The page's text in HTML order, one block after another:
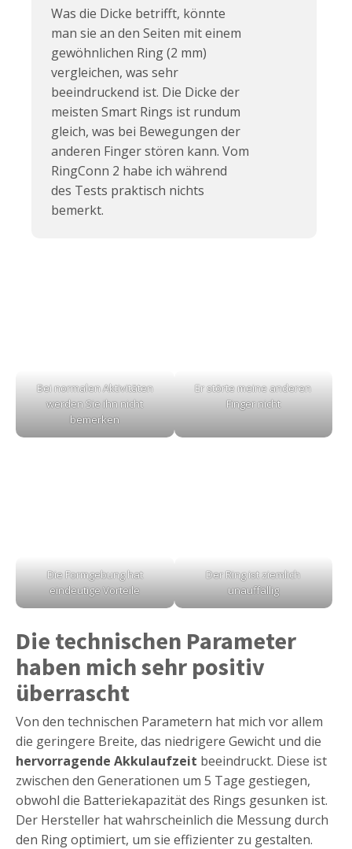
Was die Dicke betrifft, könnte
man sie an den Seiten mit einem
gewöhnlichen Ring (2 mm)
vergleichen, was sehr
beeindruckend ist. Die Dicke der
meisten Smart Rings ist rundum
gleich, was bei Bewegungen der
anderen Finger stören kann. Vom
RingConn 2 habe ich während
des Tests praktisch nichts
bemerkt.
Bei normalen Aktivitäten
werden Sie ihn nicht
bemerken
Er störte meine anderen
Finger nicht
Die Formgebung hat
eindeutige Vorteile
Der Ring ist ziemlich
unauffällig
Die technischen Parameter
haben mich sehr positiv
überrascht
Von den technischen Parametern hat mich vor allem
die geringere Breite, das niedrigere Gewicht und die
hervorragende Akkulaufzeit beeindruckt. Diese ist
zwischen den Generationen um 5 Tage gestiegen,
obwohl die Batteriekapazität des Rings gesunken ist.
Der Hersteller hat wahrscheinlich die Messung durch
den Ring optimiert, um sie effizienter zu gestalten.